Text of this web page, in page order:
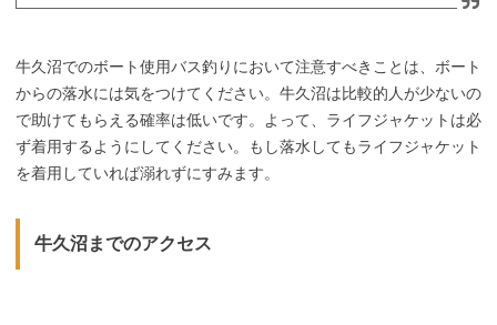
牛久沼でのボート使用バス釣りにおいて注意すべきことは、ボート
からの落水には気をつけてください。牛久沼は比較的人が少ないの
で助けてもらえる確率は低いです。よって、ライフジャケットは必
ず着用するようにしてください。もし落水してもライフジャケット
を着用していれば溺れずにすみます。
牛久沼までのアクセス